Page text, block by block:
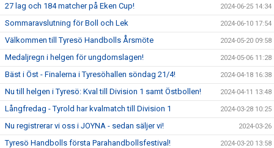
27 lag och 184 matcher på Eken Cup! 2024-06-25 14:34
Sommaravslutning för Boll och Lek 2024-06-10 17:54
Välkommen till Tyresö Handbolls Årsmöte 2024-05-20 09:58
Medaljregn i helgen för ungdomslagen! 2024-05-06 11:28
Bäst i Öst - Finalerna i Tyresöhallen söndag 21/4! 2024-04-18 16:38
Nu till helgen i Tyresö: Kval till Division 1 samt Östbollen! 2024-04-11 13:48
Långfredag - Tyrold har kvalmatch till Division 1 2024-03-28 10:25
Nu registrerar vi oss i JOYNA - sedan säljer vi! 2024-03-26
Tyresö Handbolls första Parahandbollsfestival! 2024-03-20 13:58